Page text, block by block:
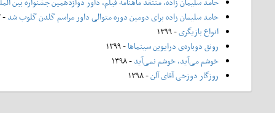
حامد سلیمان زاده برای دومین دوره متوالی داور مراسم گلدن گلوب شد- ۱۴۰۲
انواع بازیگری- ۱۳۹۹
رونق دوباره‌ی درایوین سینماها- ۱۳۹۹
خوشم می‌آید، خوشم نمی‌آید- ۱۳۹۸
روزگار دوزخی آقای آلن- ۱۳۹۸